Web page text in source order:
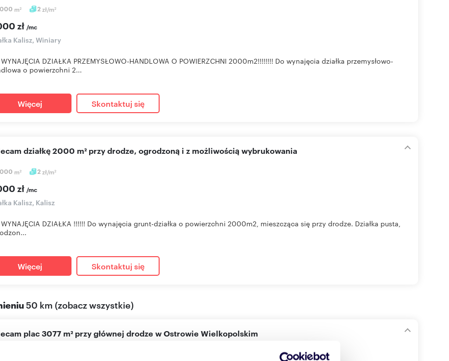
m2 2zł/m2
zł /mc
Kalisz, Winiary
DZIAŁKA PRZEMYSŁOWO-HANDLOWA O POWIERZCHNI 2000m2!!!!!!!! Do wynajęcia działka przemysłowo-
o powierzchni 2...
Więcej Skontaktuj się
m2 2zł/m2
działkę 2000 m² przy drodze, ogrodzoną i z możliwością wybrukowania
zł /mc
Kalisz, Kalisz
DZIAŁKA !!!!!! Do wynajęcia grunt-działka o powierzchni 2000m2, mieszcząca się przy drodze. Działka pusta,
Więcej Skontaktuj się
50 km (zobacz wszystkie)
plac 3077 m² przy głównej drodze w Ostrowie Wielkopolskim